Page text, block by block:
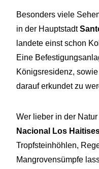
Besonders viele
in der Hauptstadt
landete einst schon
Eine
Königsresidenz,
darauf erkundet zu
Wer lieber in der
Nacional Los
Tropfsteinhöhlen,
Mangrovensümpfe